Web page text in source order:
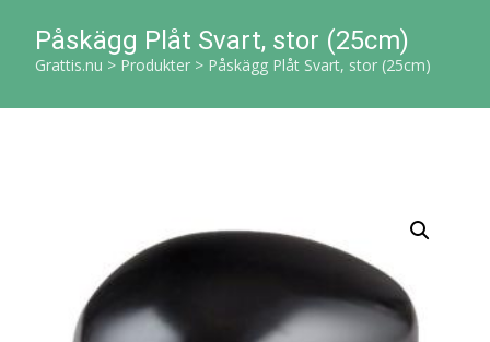
Påskägg Plåt Svart, stor (25cm)
Grattis.nu > Produkter > Påskägg Plåt Svart, stor (25cm)